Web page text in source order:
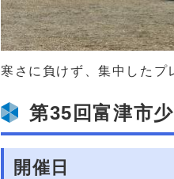
寒さに負けず、集中したプ
第35回富津市
開催日